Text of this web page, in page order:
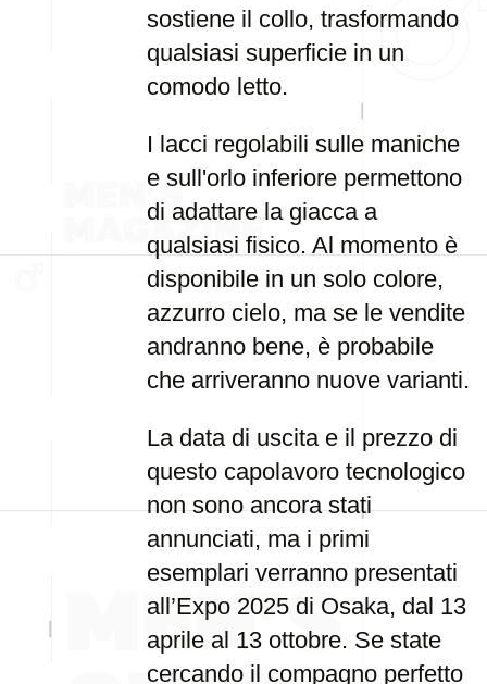
sostiene il collo, trasformando
qualsiasi superficie in un
comodo letto.
I lacci regolabili sulle maniche
e sull'orlo inferiore permettono
di adattare la giacca a
qualsiasi fisico. Al momento è
disponibile in un solo colore,
azzurro cielo, ma se le vendite
andranno bene, è probabile
che arriveranno nuove varianti.
La data di uscita e il prezzo di
questo capolavoro tecnologico
non sono ancora stati
annunciati, ma i primi
esemplari verranno presentati
all’Expo 2025 di Osaka, dal 13
aprile al 13 ottobre. Se state
cercando il compagno perfetto